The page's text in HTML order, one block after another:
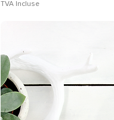
TVA Incluse